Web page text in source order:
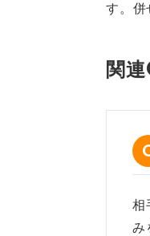
す。併
関連
相
み